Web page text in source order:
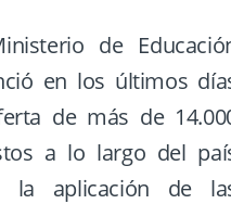
de
en los últimos
de más de
a lo largo del
la aplicación de